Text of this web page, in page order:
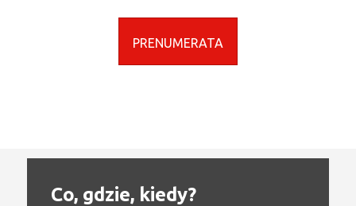
PRENUMERATA
Co, gdzie, kiedy?